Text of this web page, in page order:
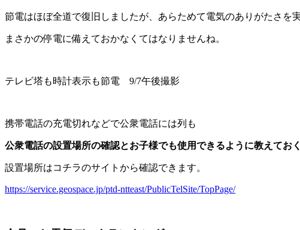
節電はほぼ全道で復旧しましたが、あらためて電気のありがたさを実
まさかの停電に備えておかなくてはなりませんね。
テレビ塔も時計表示も節電 9/7午後撮影
携帯電話の充電切れなどで公衆電話には列も
公衆電話の設置場所の確認とお子様でも使用できるように教えておく
設置場所はコチラのサイトから確認できます。
https://service.geospace.jp/ptd-ntteast/PublicTelSite/TopPage/